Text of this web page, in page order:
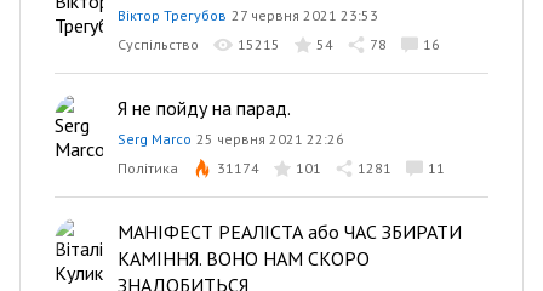
Віктор Трегубов 27 червня 2021 23:53
Суспільство
15215 54 78 16
Я не пойду на парад.
Serg Marco 25 червня 2021 22:26
Політика
31174 101 1281 11
МАНІФЕСТ РЕАЛІСТА або ЧАС ЗБИРАТИ
КАМІННЯ. ВОНО НАМ СКОРО
ЗНАДОБИТЬСЯ